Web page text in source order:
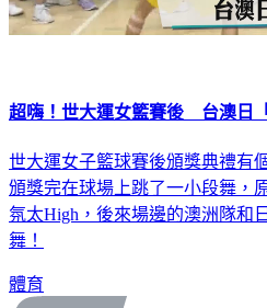
超嗨！世大運女籃賽後 台澳日「
世大運女子籃球賽後頒獎典禮有
頒獎完在球場上跳了一小段舞，
氛太High，後來場邊的澳洲隊和
舞！
體育